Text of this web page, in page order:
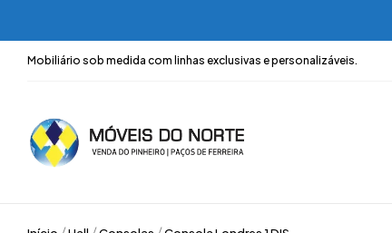
Mobiliário sob medida com linhas exclusivas e personalizáveis.